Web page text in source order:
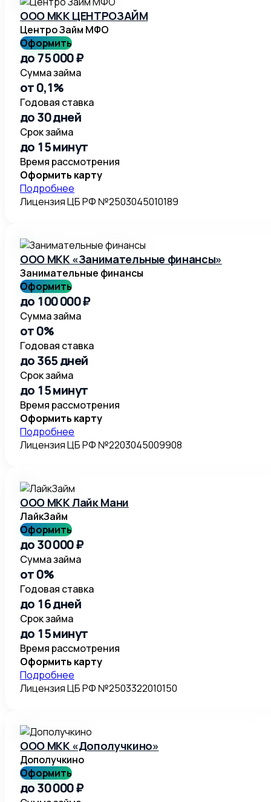
ООО МКК ЦЕНТРОЗАЙМ
Центро Займ МФО
Оформить
до 75 000 ₽
Сумма займа
от 0,1%
Годовая ставка
до 30 дней
Срок займа
до 15 минут
Время рассмотрения
Оформить карту
Подробнее
Лицензия ЦБ РФ №2503045010189
ООО МКК «Занимательные финансы»
Занимательные финансы
Оформить
до 100 000 ₽
Сумма займа
от 0%
Годовая ставка
до 365 дней
Срок займа
до 15 минут
Время рассмотрения
Оформить карту
Подробнее
Лицензия ЦБ РФ №2203045009908
ООО МКК Лайк Мани
ЛайкЗайм
Оформить
до 30 000 ₽
Сумма займа
от 0%
Годовая ставка
до 16 дней
Срок займа
до 15 минут
Время рассмотрения
Оформить карту
Подробнее
Лицензия ЦБ РФ №2503322010150
ООО МКК «Дополучкино»
Дополучкино
Оформить
до 30 000 ₽